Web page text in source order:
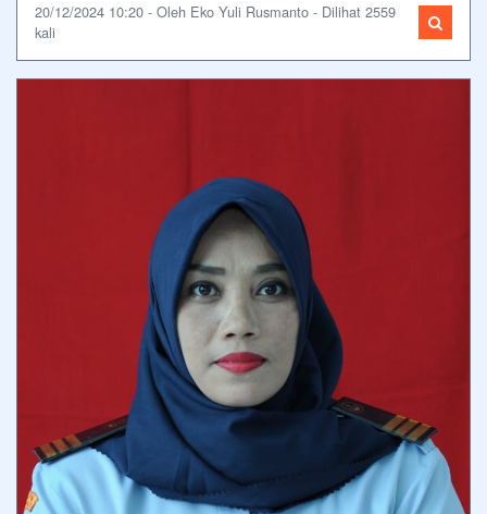
20/12/2024 10:20 - Oleh Eko Yuli Rusmanto - Dilihat 2559
kali